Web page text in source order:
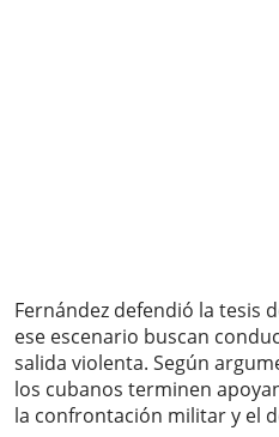
Fernández defendió la tesis
ese escenario buscan
salida violenta. Según
los cubanos terminen
la confrontación militar y el